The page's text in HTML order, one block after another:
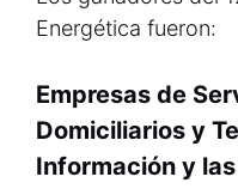
Energética fueron:
Empresas de
Domiciliarios y
Información y